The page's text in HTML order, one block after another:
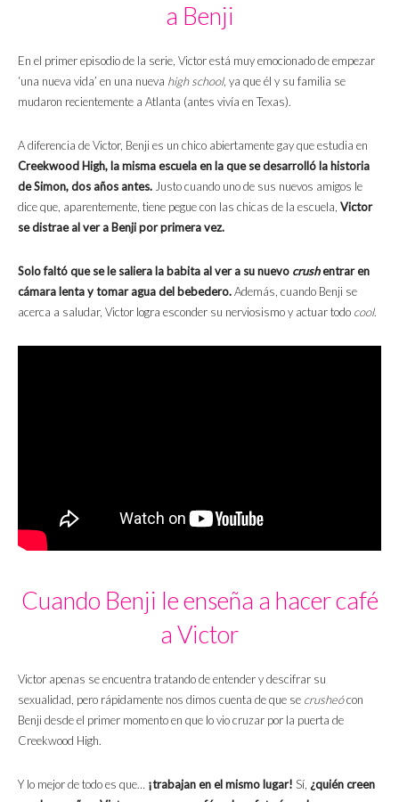
a Benji
En el primer episodio de la serie, Victor está muy emocionado de empezar
‘una nueva vida’ en una nueva high school, ya que él y su familia se
mudaron recientemente a Atlanta (antes vivía en Texas).
A diferencia de Victor, Benji es un chico abiertamente gay que estudia en
Creekwood High, la misma escuela en la que se desarrolló la historia
de Simon, dos años antes. Justo cuando uno de sus nuevos amigos le
dice que, aparentemente, tiene pegue con las chicas de la escuela, Victor
se distrae al ver a Benji por primera vez.
Solo faltó que se le saliera la babita al ver a su nuevo crushentrar en
cámara lenta y tomar agua del bebedero.Además, cuando Benji se
acerca a saludar, Victor logra esconder su nerviosismo y actuar todo cool.
Cuando Benji le enseña a hacer café
a Victor
Victor apenas se encuentra tratando de entender y descifrar su
sexualidad, pero rápidamente nos dimos cuenta de que se crusheócon
Benji desde el primer momento en que lo vio cruzar por la puerta de
Creekwood High.
Y lo mejor de todo es que… ¡trabajan en el mismo lugar! Sí, ¿quién creen